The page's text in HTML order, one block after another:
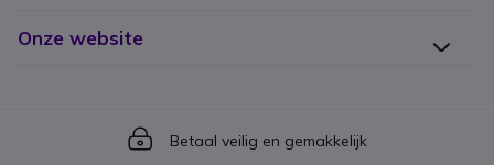
Onze website
Icon
Betaal veilig en gemakkelijk